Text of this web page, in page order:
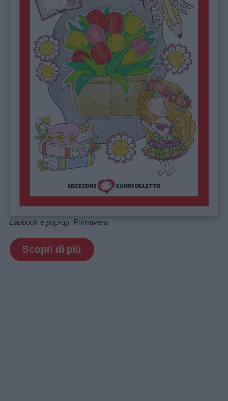
Lapbook e pop-up. Primavera
Scopri di più